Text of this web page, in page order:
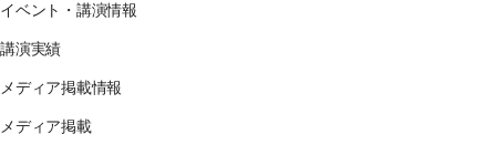
イベント・講演情報
講演実績
メディア掲載情報
メディア掲載